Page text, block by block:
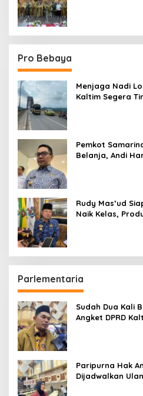
Pro Bebaya
Menjaga Nadi
Kaltim Segera
Pemkot
Belanja, Andi
Rudy Mas’ud
Naik Kelas,
Parlementaria
Sudah Dua Kali
Angket DPRD
Paripurna Hak
Dijadwalkan